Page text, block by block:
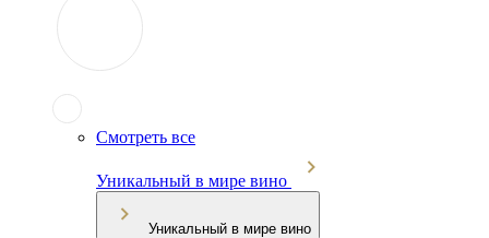
Смотреть все
Уникальный в мире вино
Уникальный в мире вино